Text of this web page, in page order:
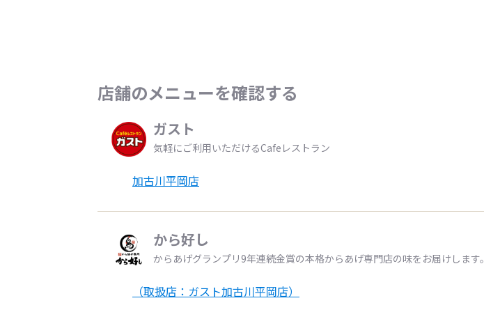
店舗のメニューを確認する
ガスト
気軽にご利用いただけるCafeレストラン
加古川平岡店
から好し
からあげグランプリ9年連続金賞の本格からあげ専門店の味をお届けします。
（取扱店：ガスト加古川平岡店）